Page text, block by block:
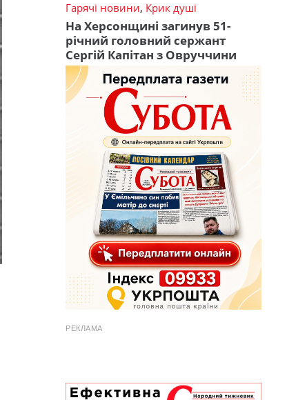
Гарячі новини, Крик душі
На Херсонщині загинув 51-
річний головний сержант
Сергій Капітан з Овруччини
РЕКЛАМА